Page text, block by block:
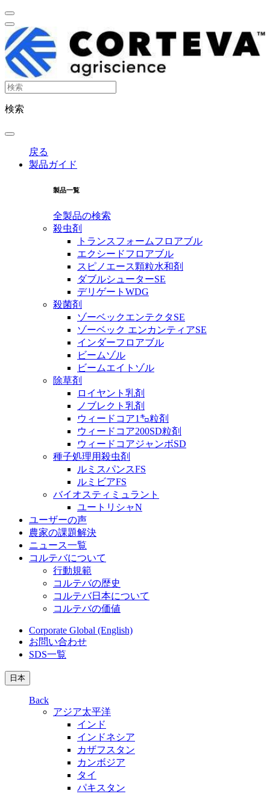
検索
戻る
製品ガイド
製品一覧
全製品の検索
殺虫剤
トランスフォームフロアブル
エクシードフロアブル
スピノエース顆粒水和剤
ダブルシューターSE
デリゲートWDG
殺菌剤
ゾーベックエンテクタSE
ゾーベック エンカンティアSE
インダーフロアブル
ビームゾル
ビームエイトゾル
除草剤
ロイヤント乳剤
ノブレクト乳剤
ウィードコア1㌔粒剤
ウィードコア200SD粒剤
ウィードコアジャンボSD
種子処理用殺虫剤
ルミスパンスFS
ルミビアFS
バイオスティミュラント
ユートリシャN
ユーザーの声
農家の課題解決
ニュース一覧
コルテバについて
行動規範
コルテバの歴史
コルテバ日本について
コルテバの価値
Corporate Global (English)
お問い合わせ
SDS一覧
日本
Back
アジア太平洋
インド
インドネシア
カザフスタン
カンボジア
タイ
パキスタン